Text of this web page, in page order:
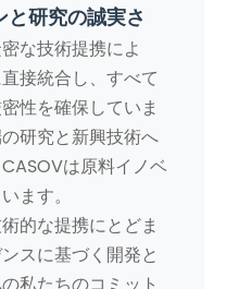
研究の誠実さ
な技術提携によ
接統合し、すべて
性を確保していま
研究と新興技術へ
は原料イノベ
ます。
的な提携にとどま
スに基づく開発と